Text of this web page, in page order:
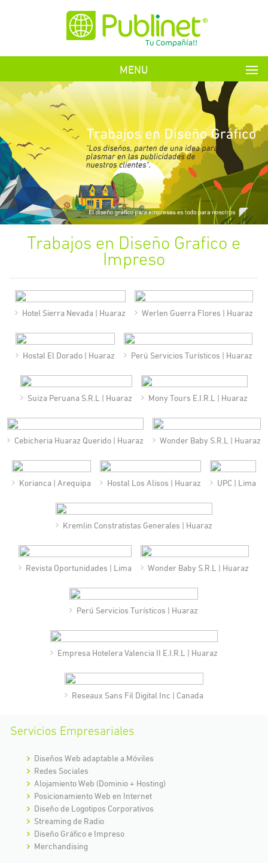
MENU
Trabajos en Diseño Grafico e
Impreso
Hotel Sierra Nevada | Huaraz Werlen Guerra Flores | Huaraz
Hostal El Dorado | Huaraz Perú Servicios Turísticos | Huaraz
Suiza Peruana S.R.L | Huaraz Mony Tours E.I.R.L | Huaraz
Cebicheria Huaraz Querido | Huaraz Wonder Baby S.R.L | Huaraz
Korianca | Arequipa Hostal Los Alisos | Huaraz UPC | Lima
Kremlin Constratistas Generales | Huaraz
Revista Oportunidades | Lima Wonder Baby S.R.L | Huaraz
Perú Servicios Turísticos | Huaraz
Empresa Hotelera Valencia II E.I.R.L | Huaraz
Reseaux Sans Fil Digital Inc | Canada
Servicios Empresariales
Diseños Web adaptable a Móviles
Redes Sociales
Alojamiento Web (Dominio + Hosting)
Posicionamiento Web en Internet
Diseño de Logotipos Corporativos
Streaming de Radio
Diseño Gráfico e Impreso
Merchandising